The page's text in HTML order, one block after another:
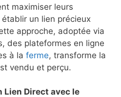
maximiser leurs
un lien précieux
approche, adoptée via
des plateformes en ligne
à la ferme, transforme la
vendu et perçu.
Lien Direct avec le